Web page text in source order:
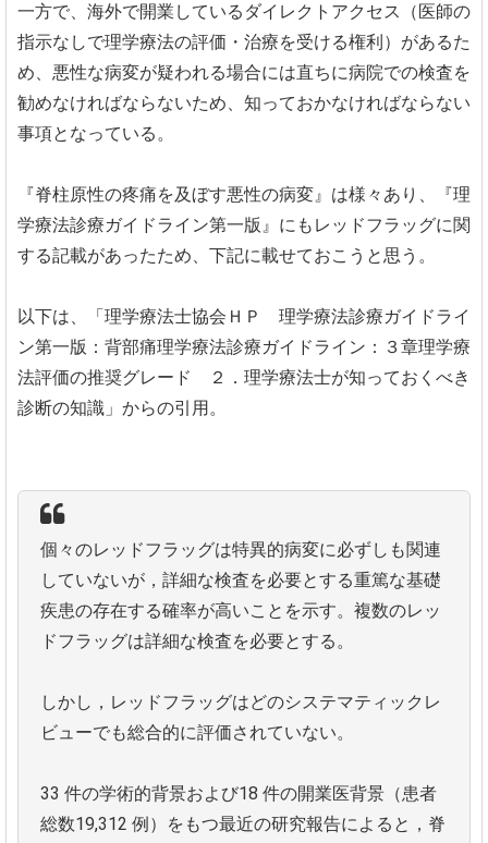
一方で、海外で開業しているダイレクトアクセス（医師の
指示なしで理学療法の評価・治療を受ける権利）があるた
め、悪性な病変が疑われる場合には直ちに病院での検査を
勧めなければならないため、知っておかなければならない
事項となっている。
『脊柱原性の疼痛を及ぼす悪性の病変』は様々あり、『理
学療法診療ガイドライン第一版』にもレッドフラッグに関
する記載があったため、下記に載せておこうと思う。
以下は、「理学療法士協会ＨＰ 理学療法診療ガイドライ
ン第一版：背部痛理学療法診療ガイドライン：３章理学療
法評価の推奨グレード ２．理学療法士が知っておくべき
診断の知識」からの引用。
個々のレッドフラッグは特異的病変に必ずしも関連
していないが，詳細な検査を必要とする重篤な基礎
疾患の存在する確率が高いことを示す。複数のレッ
ドフラッグは詳細な検査を必要とする。
しかし，レッドフラッグはどのシステマティックレ
ビューでも総合的に評価されていない。
33 件の学術的背景および18 件の開業医背景（患者
総数19,312 例）をもつ最近の研究報告によると，脊